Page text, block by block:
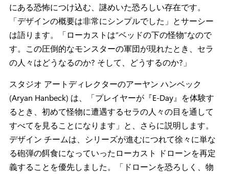
にある恐怖につけ込む、謎めいた恐ろしい存在です。
「デザインの概要は非常にシンプルでした」とサーシー
は語ります。「ローカストは“ベッドの下の怪物”なので
す。この圧倒的なモンスターの軍団が現れたとき、セラ
の人々はどうなるのか? そして、どうするのか?」
スタジオ アートディレクターのアーヤン ハンベック
(Aryan Hanbeck) は、「プレイヤーが『E-Day』を体験す
るとき、初めて怪物に遭遇するセラの人々の目を通して
すべてを見ることになります」と、さらに説明します。
デザイン チームは、シリーズが進むにつれて徐々に単な
る砲弾の餌食になっていったローカスト ドローンを再定
義することを優先しました。「ドローンを恐ろしく、物